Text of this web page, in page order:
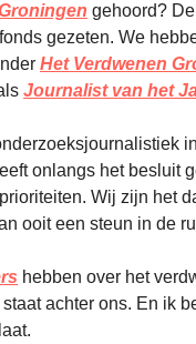
gehoord?
gezeten. We
Het Verdwenen
Journalist van het
onlangs het besluit
Wij zijn het
ooit een steun in de
hebben over het
achter ons. En ik